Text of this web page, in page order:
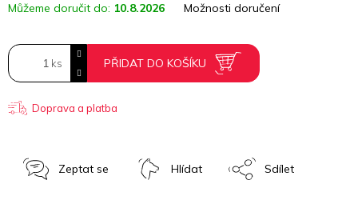
Můžeme doručit do: 10.8.2026 Možnosti doručení
PŘIDAT DO KOŠÍKU
Doprava a platba
Zeptat se Hlídat Sdílet